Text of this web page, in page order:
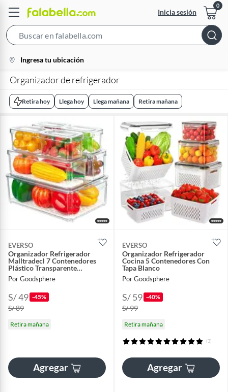
Inicia sesión
Bar
location-
icon
Ingresa tu ubicación
Organizador de refrigerador
Retira hoy Llega hoy Llega mañana Retira mañana
EVERSO
Organizador Refrigerador
Malltradecl 7 Contenedores
Plástico Transparente
Hermético
Por Goodsphere
S/ 49 -45%
S/ 89
Retira mañana
Agregar
EVERSO
Organizador Refrigerador
Cocina 5 Contenedores Con
Tapa Blanco
Por Goodsphere
S/ 59 -40%
S/ 99
Retira mañana
(3)
Agregar